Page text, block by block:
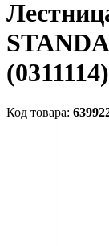
(0311114)
Код товара: